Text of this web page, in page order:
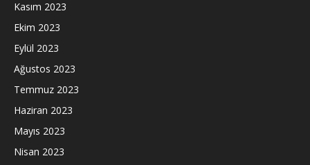
Kasım 2023
Ekim 2023
Eylül 2023
Ağustos 2023
Temmuz 2023
Haziran 2023
Mayıs 2023
Nisan 2023